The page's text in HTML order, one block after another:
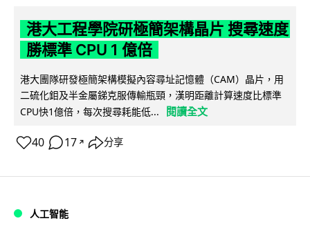
港大工程學院研極簡架構晶片 搜尋速度
勝標準 CPU 1 億倍
港大團隊研發極簡架構模擬內容尋址記憶體（CAM）晶片，用
二硫化鉬及半金屬銻克服傳輸瓶頸，漢明距離計算速度比標準
CPU快1億倍，每次搜尋耗能低...
閱讀全文
40 17 ↗ 分享
人工智能